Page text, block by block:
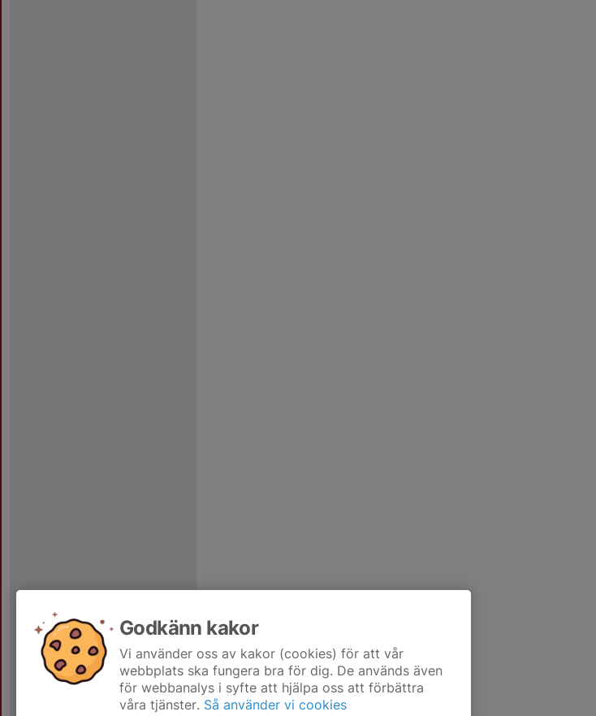
Godkänn kakor
Vi använder oss av kakor (cookies) för att vår
webbplats ska fungera bra för dig. De används även
för webbanalys i syfte att hjälpa oss att förbättra
våra tjänster. Så använder vi cookies